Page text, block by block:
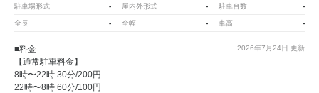
駐車場形式 - 屋内外形式 - 駐車台数 -
全長 - 全幅 - 車高 -
2026年7月24日 更新
■料金
【通常駐車料金】
8時〜22時 30分/200円
22時〜8時 60分/100円